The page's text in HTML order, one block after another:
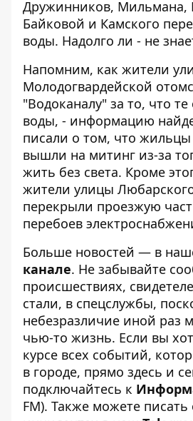
Дружинников, Мильмана,
Байковой и Камского
воды. Надолго ли - не
Напомним, как жители
Молодогвардейской
"Водоканалу" за то, что
воды, - информацию
писали о том, что
вышли на митинг из-за
жить без света. Кроме
жители улицы
перекрыли проезжую
перебоев
Больше новостей — в
канале. Не забывайте
происшествиях,
стали, в спецслужбы,
небезразличие иной раз
чью-то жизнь. Если вы
курсе всех событий,
в городе, прямо здесь и
подключайтесь к
FM). Также можете